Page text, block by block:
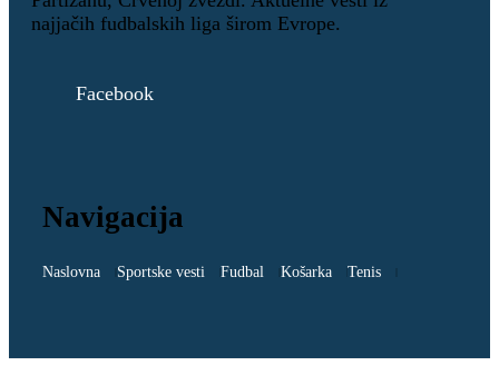
najjačih fudbalskih liga širom Evrope.
Facebook
Navigacija
Naslovna Sportske vesti Fudbal Košarka Tenis